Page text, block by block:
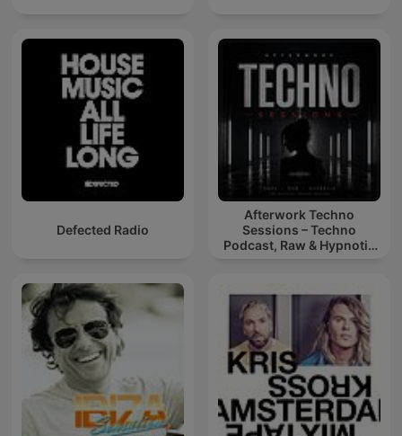
Defected Radio
Afterwork Techno
Sessions – Techno
Podcast, Raw & Hypnotic